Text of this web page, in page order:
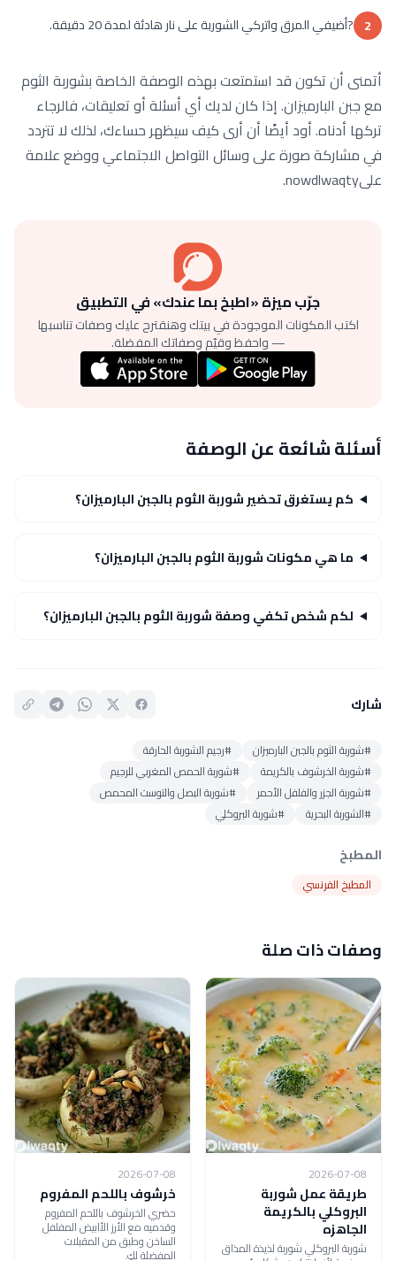
2 ?أضيفي المرق واتركي الشوربة على نار هادئة لمدة 20 دقيقة.
أتمنى أن تكون قد استمتعت بهذه الوصفة الخاصة بشوربة الثوم
مع جبن البارميزان. إذا كان لديك أي أسئلة أو تعليقات، فالرجاء
تركها أدناه. أود أيضًا أن أرى كيف سيظهر حساءك، لذلك لا تتردد
في مشاركة صورة على وسائل التواصل الاجتماعي ووضع علامة
علىnowdlwaqty.
جرّب ميزة «اطبخ بما عندك» في التطبيق
اكتب المكونات الموجودة في بيتك وهنقترح عليك وصفات تناسبها
— واحفظ وقيّم وصفاتك المفضلة.
أسئلة شائعة عن الوصفة
كم يستغرق تحضير شوربة الثوم بالجبن البارميزان؟
ما هي مكونات شوربة الثوم بالجبن البارميزان؟
لكم شخص تكفي وصفة شوربة الثوم بالجبن البارميزان؟
شارك
#شوربة الثوم بالجبن البارميزان
#رجيم الشوربة الحارقة
#شوربة الخرشوف بالكريمة
#شوربة الحمص المغربي للرجيم
#شوربة الجزر والفلفل الأحمر
#شوربة البصل والتوست المحمص
#الشوربة البحرية
#شوربة البروكلي
المطبخ
المطبخ الفرنسي
وصفات ذات صلة
2026-07-08
طريقة عمل شوربة
البروكلي بالكريمة
الجاهزه
شوربة البروكلي شوربة لذيذة المذاق
2026-07-08
خرشوف باللحم المفروم
حضري الخرشوف باللحم المفروم
وقدميه مع الأرز الأابيض المفلفل
الساخن وطبق من المقبلات
المفضلة لكِ.